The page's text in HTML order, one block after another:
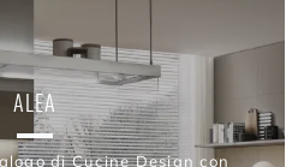
ALEA
di Cucine Design con